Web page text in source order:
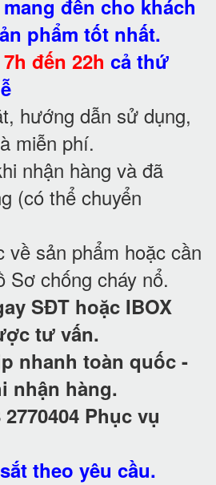
đến cho khách
phẩm tốt nhất.
đến 22h cả thứ
hướng dẫn sử dụng,
miễn phí.
nhận hàng và đã
(có thể chuyển
về sản phẩm hoặc cần
Sơ chống cháy nổ.
SĐT hoặc IBOX
tư vấn.
nhanh toàn quốc -
nhận hàng.
Phục vụ
theo yêu cầu.